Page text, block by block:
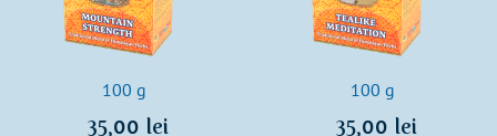
100 g
35,00 lei
100 g
35,00 lei